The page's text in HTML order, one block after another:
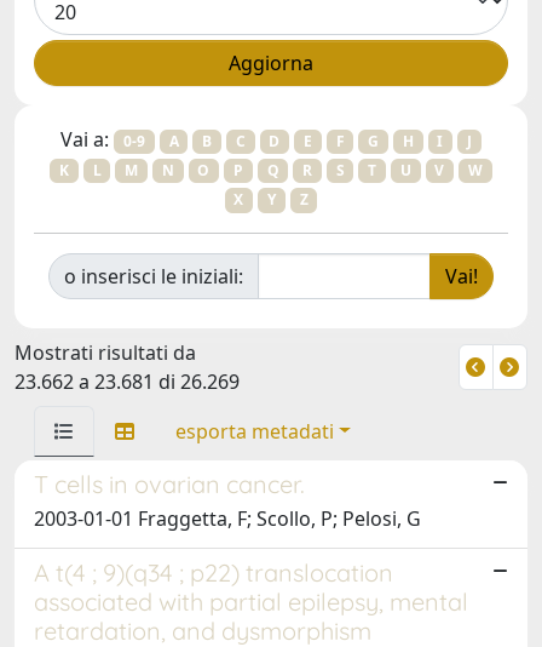
Vai a: 0-9 A B C D E F G H I
J
K
L M N O P Q R S T U V
W
X
Y Z
o inserisci le iniziali:
Mostrati risultati da
23.662 a 23.681 di 26.269
esporta metadati
T cells in ovarian cancer.
2003-01-01 Fraggetta, F; Scollo, P; Pelosi, G
A t(4 ; 9)(q34 ; p22) translocation
associated with partial epilepsy, mental
retardation, and dysmorphism